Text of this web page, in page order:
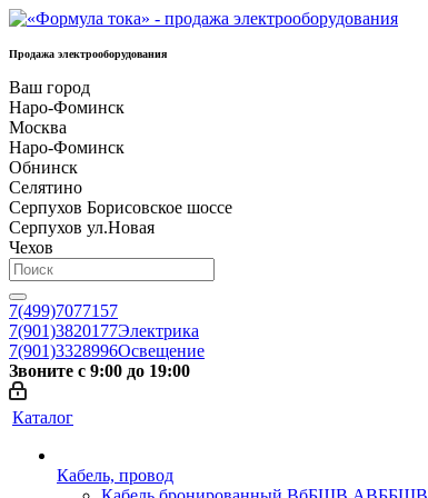
Продажа электрооборудования
Ваш город
Наро-Фоминск
Москва
Наро-Фоминск
Обнинск
Селятино
Серпухов Борисовское шоссе
Серпухов ул.Новая
Чехов
7(499)7077157
7(901)3820177Электрика
7(901)3328996Освещение
Звоните с 9:00 до 19:00
Каталог
Кабель, провод